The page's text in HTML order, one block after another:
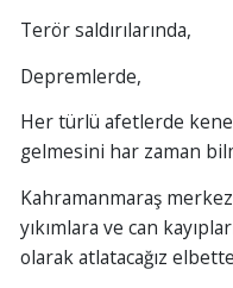
Terör saldırılarında,
Depremlerde,
Her türlü afetlerde
gelmesini har zaman
Kahramanmaraş
yıkımlara ve can
olarak atlatacağız